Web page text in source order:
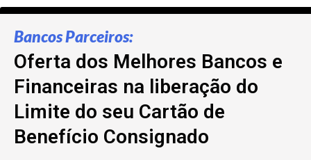
Bancos Parceiros:
Oferta dos Melhores Bancos e
Financeiras na liberação do
Limite do seu Cartão de
Benefício Consignado